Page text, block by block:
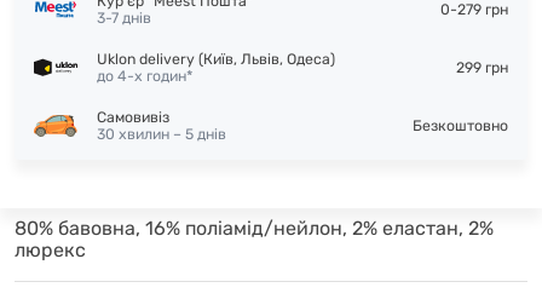
3-7 днів
0-279 грн
Uklon delivery (Київ, Львів, Одеса)
до 4-х годин*
299 грн
Самовивіз
30 хвилин – 5 днів
Безкоштовно
80% бавовна, 16% поліамід/нейлон, 2% еластан, 2%
люрекс